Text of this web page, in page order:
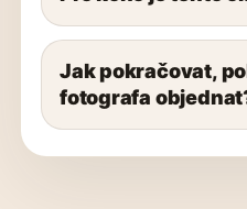
Jak pokračovat,
fotografa